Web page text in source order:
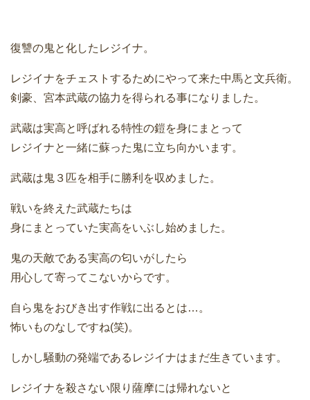
復讐の鬼と化したレジイナ。
レジイナをチェストするためにやって来た中馬と文兵衛。
剣豪、宮本武蔵の協力を得られる事になりました。
武蔵は実高と呼ばれる特性の鎧を身にまとって
レジイナと一緒に蘇った鬼に立ち向かいます。
武蔵は鬼３匹を相手に勝利を収めました。
戦いを終えた武蔵たちは
身にまとっていた実高をいぶし始めました。
鬼の天敵である実高の匂いがしたら
用心して寄ってこないからです。
自ら鬼をおびき出す作戦に出るとは…。
怖いものなしですね(笑)。
しかし騒動の発端であるレジイナはまだ生きています。
レジイナを殺さない限り薩摩には帰れないと